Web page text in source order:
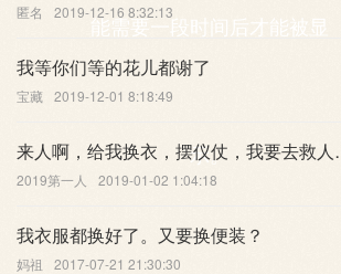
能需要一段时间后才能被显
示。
匿名 2019-12-16 8:32:13
我等你们等的花儿都谢了
宝藏 2019-12-01 8:18:49
来人啊，给我换衣，摆仪仗，我要去救
2019第一人 2019-01-02 1:04:18
我衣服都换好了。又要换便装？
妈祖 2017-07-21 21:30:30